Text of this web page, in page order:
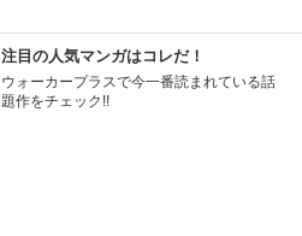
注目の人気マンガはコレだ！
ウォーカープラスで今一番読まれている話
題作をチェック!!